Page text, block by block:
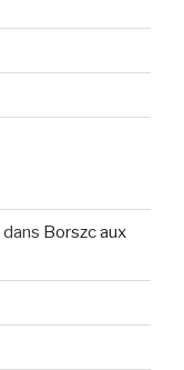
dans Borszc aux